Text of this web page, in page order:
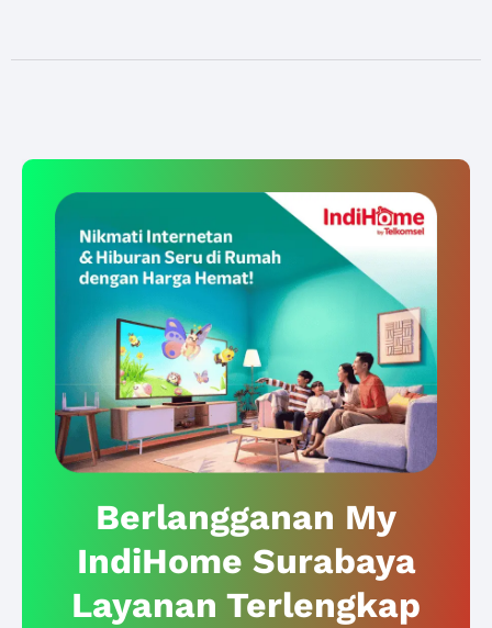
Berlangganan My
IndiHome Surabaya
Layanan Terlengkap